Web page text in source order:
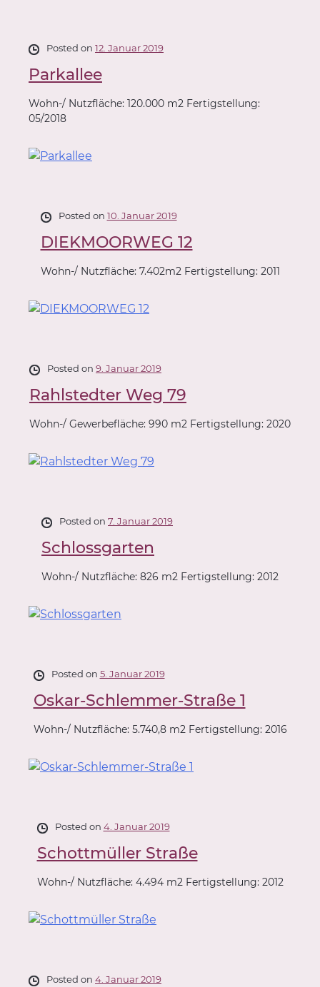
Parkallee
Posted on 12. Januar 2019
Wohn-/ Nutzfläche: 120.000 m2 Fertigstellung:
05/2018
DIEKMOORWEG 12
Posted on 10. Januar 2019
Wohn-/ Nutzfläche: 7.402m2 Fertigstellung: 2011
Rahlstedter Weg 79
Posted on 9. Januar 2019
Wohn-/ Gewerbefläche: 990 m2 Fertigstellung: 2020
Schlossgarten
Posted on 7. Januar 2019
Wohn-/ Nutzfläche: 826 m2 Fertigstellung: 2012
Oskar-Schlemmer-Straße 1
Posted on 5. Januar 2019
Wohn-/ Nutzfläche: 5.740,8 m2 Fertigstellung: 2016
Schottmüller Straße
Posted on 4. Januar 2019
Wohn-/ Nutzfläche: 4.494 m2 Fertigstellung: 2012
Posted on 4. Januar 2019